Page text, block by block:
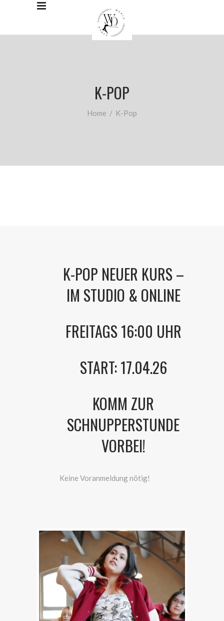
K-POP
Home / K-Pop
K-POP NEUER KURS –
IM STUDIO & ONLINE
FREITAGS 16:00 UHR
START: 17.04.26
KOMM ZUR
SCHNUPPERSTUNDE
VORBEI!
Keine Voranmeldung nötig!